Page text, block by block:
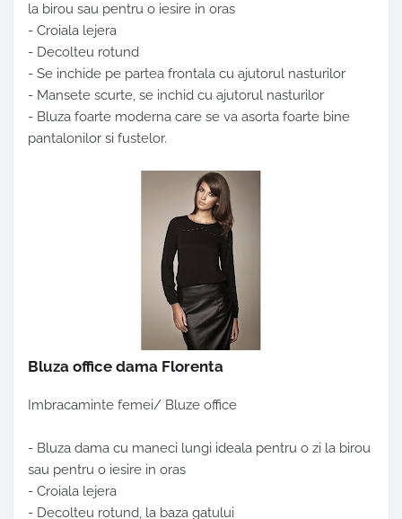
la birou sau pentru o iesire in oras
- Croiala lejera
- Decolteu rotund
- Se inchide pe partea frontala cu ajutorul nasturilor
- Mansete scurte, se inchid cu ajutorul nasturilor
- Bluza foarte moderna care se va asorta foarte bine
pantalonilor si fustelor.
Bluza office dama Florenta
Imbracaminte femei/ Bluze office
- Bluza dama cu maneci lungi ideala pentru o zi la birou
sau pentru o iesire in oras
- Croiala lejera
- Decolteu rotund, la baza gatului